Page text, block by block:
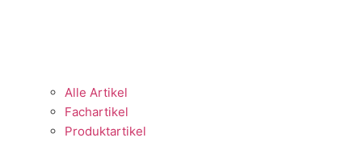
Alle Artikel
Fachartikel
Produktartikel